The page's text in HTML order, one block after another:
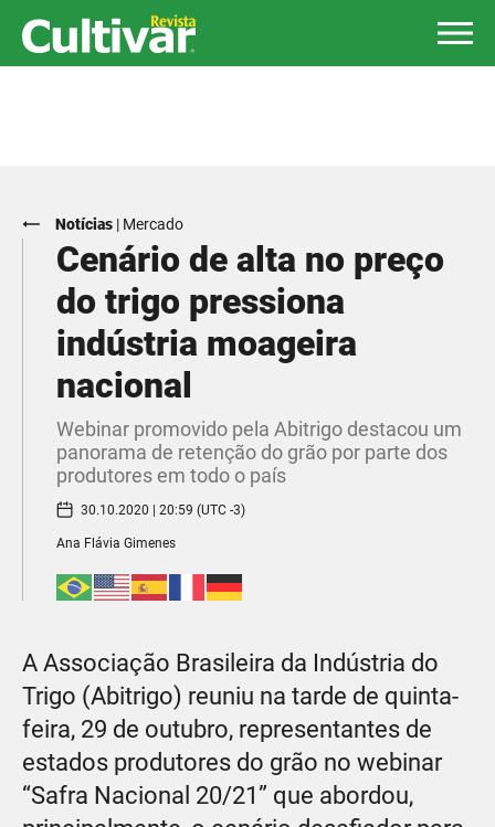
Notícias | Mercado
Cenário de alta no preço
do trigo pressiona
indústria moageira
nacional
Webinar promovido pela Abitrigo destacou um
panorama de retenção do grão por parte dos
produtores em todo o país
30.10.2020 | 20:59 (UTC -3)
Ana Flávia Gimenes
A Associação Brasileira da Indústria do
Trigo (Abitrigo) reuniu na tarde de quinta-
feira, 29 de outubro, representantes de
estados produtores do grão no webinar
“Safra Nacional 20/21” que abordou,